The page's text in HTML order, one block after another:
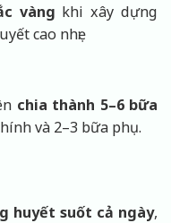
vàng khi xây dựng
cao nhẹ:
chia thành 5–6 bữa
và 2–3 bữa phụ.
huyết suốt cả ngày,